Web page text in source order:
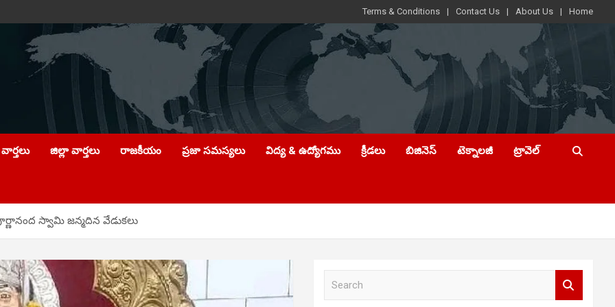
Terms & Conditions Contact Us About Us Home
జిల్లా వార్తలు రాజకీయం ప్రజా సమస్యలు విద్య & ఉద్యోగము క్రీడలు బిజినెస్ టెక్నాలజీ ట్రావెల్
స్వామి జన్మదిన వేడుకలు